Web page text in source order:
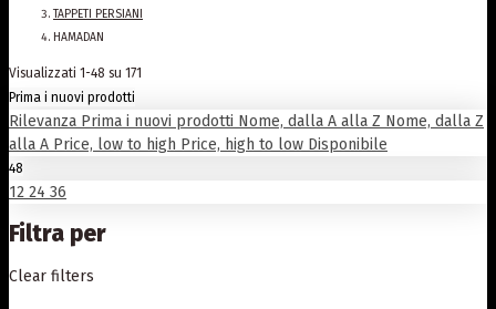
TAPPETI PERSIANI
HAMADAN
Visualizzati 1-48 su 171
Prima i nuovi prodotti
Rilevanza Prima i nuovi prodotti Nome, dalla A alla Z Nome, dalla Z
alla A Price, low to high Price, high to low Disponibile
48
12 24 36
Filtra per
Clear filters